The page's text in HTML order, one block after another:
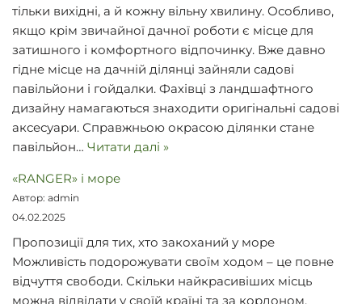
тільки вихідні, а й кожну вільну хвилину. Особливо,
якщо крім звичайної дачної роботи є місце для
затишного і комфортного відпочинку. Вже давно
гідне місце на дачній ділянці зайняли садові
павільйони і гойдалки. Фахівці з ландшафтного
дизайну намагаються знаходити оригінальні садові
аксесуари. Справжньою окрасою ділянки стане
павільйон… Читати далі »
«RANGER» і море
Автор: admin
04.02.2025
Пропозиції для тих, хто закоханий у море
Можливість подорожувати своїм ходом – це повне
відчуття свободи. Скільки найкрасивіших місць
можна відвідати у своїй країні та за кордоном,